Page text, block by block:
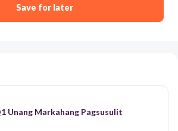
Save for later
Unang Markahang Pagsusulit